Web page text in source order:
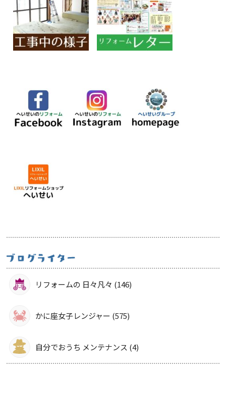
リフォームの 日々凡々 (146)
かに座女子レンジャー (575)
自分でおうち メンテナンス (4)